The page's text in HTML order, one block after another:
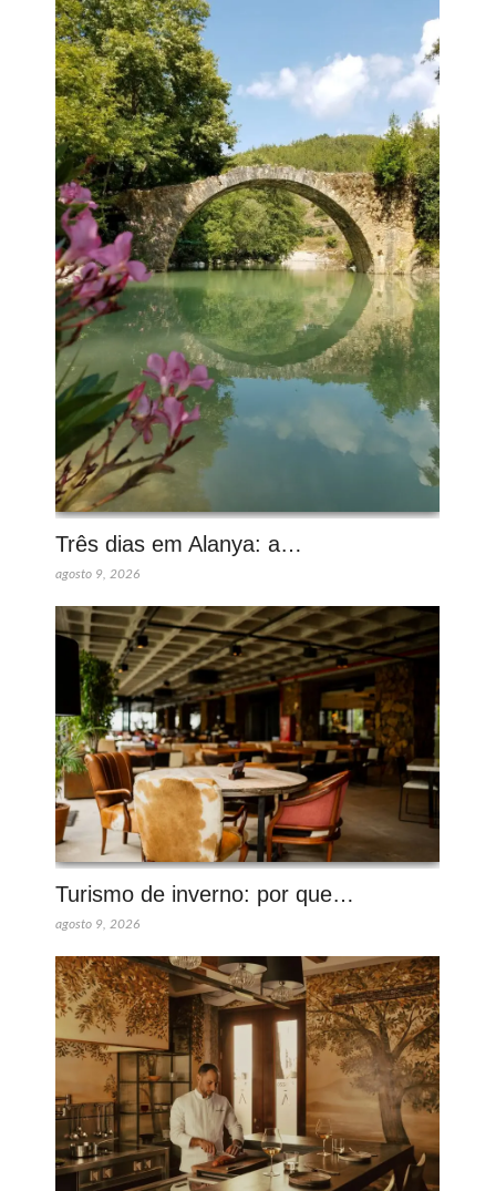
Três dias em Alanya: a…
agosto 9, 2026
Turismo de inverno: por que…
agosto 9, 2026